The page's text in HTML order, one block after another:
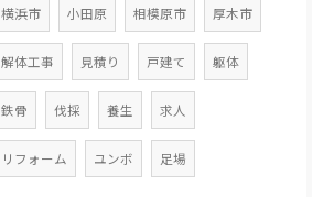
横浜市 小田原 相模原市 厚木市
解体工事 見積り 戸建て 躯体
鉄骨 伐採 養生 求人
リフォーム ユンボ 足場